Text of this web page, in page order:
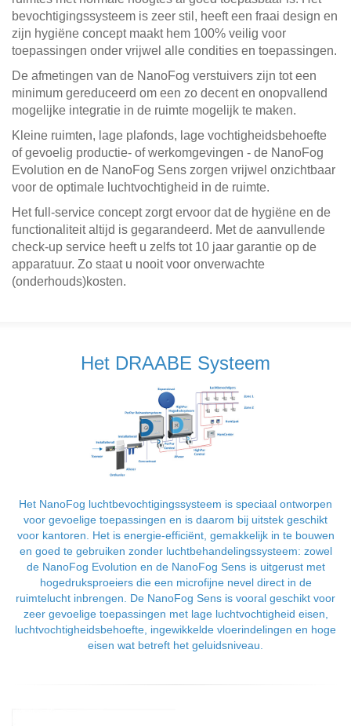
bevochtigingssysteem is zeer stil, heeft een fraai design en
zijn hygiëne concept maakt hem 100% veilig voor
toepassingen onder vrijwel alle condities en toepassingen.
De afmetingen van de NanoFog verstuivers zijn tot een
minimum gereduceerd om een zo decent en onopvallend
mogelijke integratie in de ruimte mogelijk te maken.
Kleine ruimten, lage plafonds, lage vochtigheidsbehoefte
of gevoelig productie- of werkomgevingen - de NanoFog
Evolution en de NanoFog Sens zorgen vrijwel onzichtbaar
voor de optimale luchtvochtigheid in de ruimte.
Het full-service concept zorgt ervoor dat de hygiëne en de
functionaliteit altijd is gegarandeerd. Met de aanvullende
check-up service heeft u zelfs tot 10 jaar garantie op de
apparatuur. Zo staat u nooit voor onverwachte
(onderhouds)kosten.
Het DRAABE Systeem
Het NanoFog luchtbevochtigingssysteem is speciaal ontworpen
voor gevoelige toepassingen en is daarom bij uitstek geschikt
voor kantoren. Het is energie-efficiënt, gemakkelijk in te bouwen
en goed te gebruiken zonder luchtbehandelingssysteem: zowel
de NanoFog Evolution en de NanoFog Sens is uitgerust met
hogedruksproeiers die een microfijne nevel direct in de
ruimtelucht inbrengen. De NanoFog Sens is vooral geschikt voor
zeer gevoelige toepassingen met lage luchtvochtigheid eisen,
luchtvochtigheidsbehoefte, ingewikkelde vloerindelingen en hoge
eisen wat betreft het geluidsniveau.